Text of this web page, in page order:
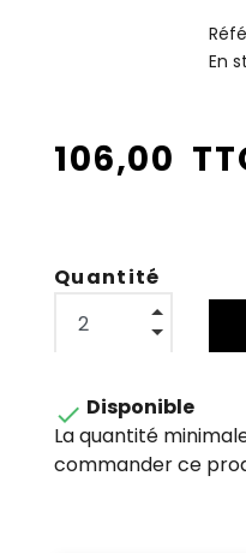
En
106,00
Quantité
 Disponible
La quantité
commander ce